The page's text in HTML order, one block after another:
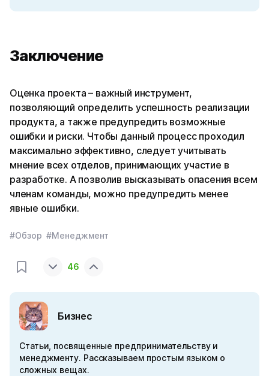
Заключение
Оценка проекта – важный инструмент,
позволяющий определить успешность реализации
продукта, а также предупредить возможные
ошибки и риски. Чтобы данный процесс проходил
максимально эффективно, следует учитывать
мнение всех отделов, принимающих участие в
разработке. А позволив высказывать опасения всем
членам команды, можно предупредить менее
явные ошибки.
#Обзор #Менеджмент
46
Бизнес
Статьи, посвященные предпринимательству и
менеджменту. Рассказываем простым языком о
сложных вещах.